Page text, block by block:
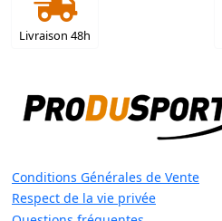
Livraison 48h
Conditions Générales de Vente
Respect de la vie privée